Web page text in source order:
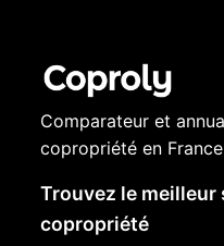
Comparateur et
copropriété en France
Trouvez le
copropriété